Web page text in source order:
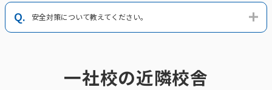
安全対策について教えてください。
一社校の近隣校舎